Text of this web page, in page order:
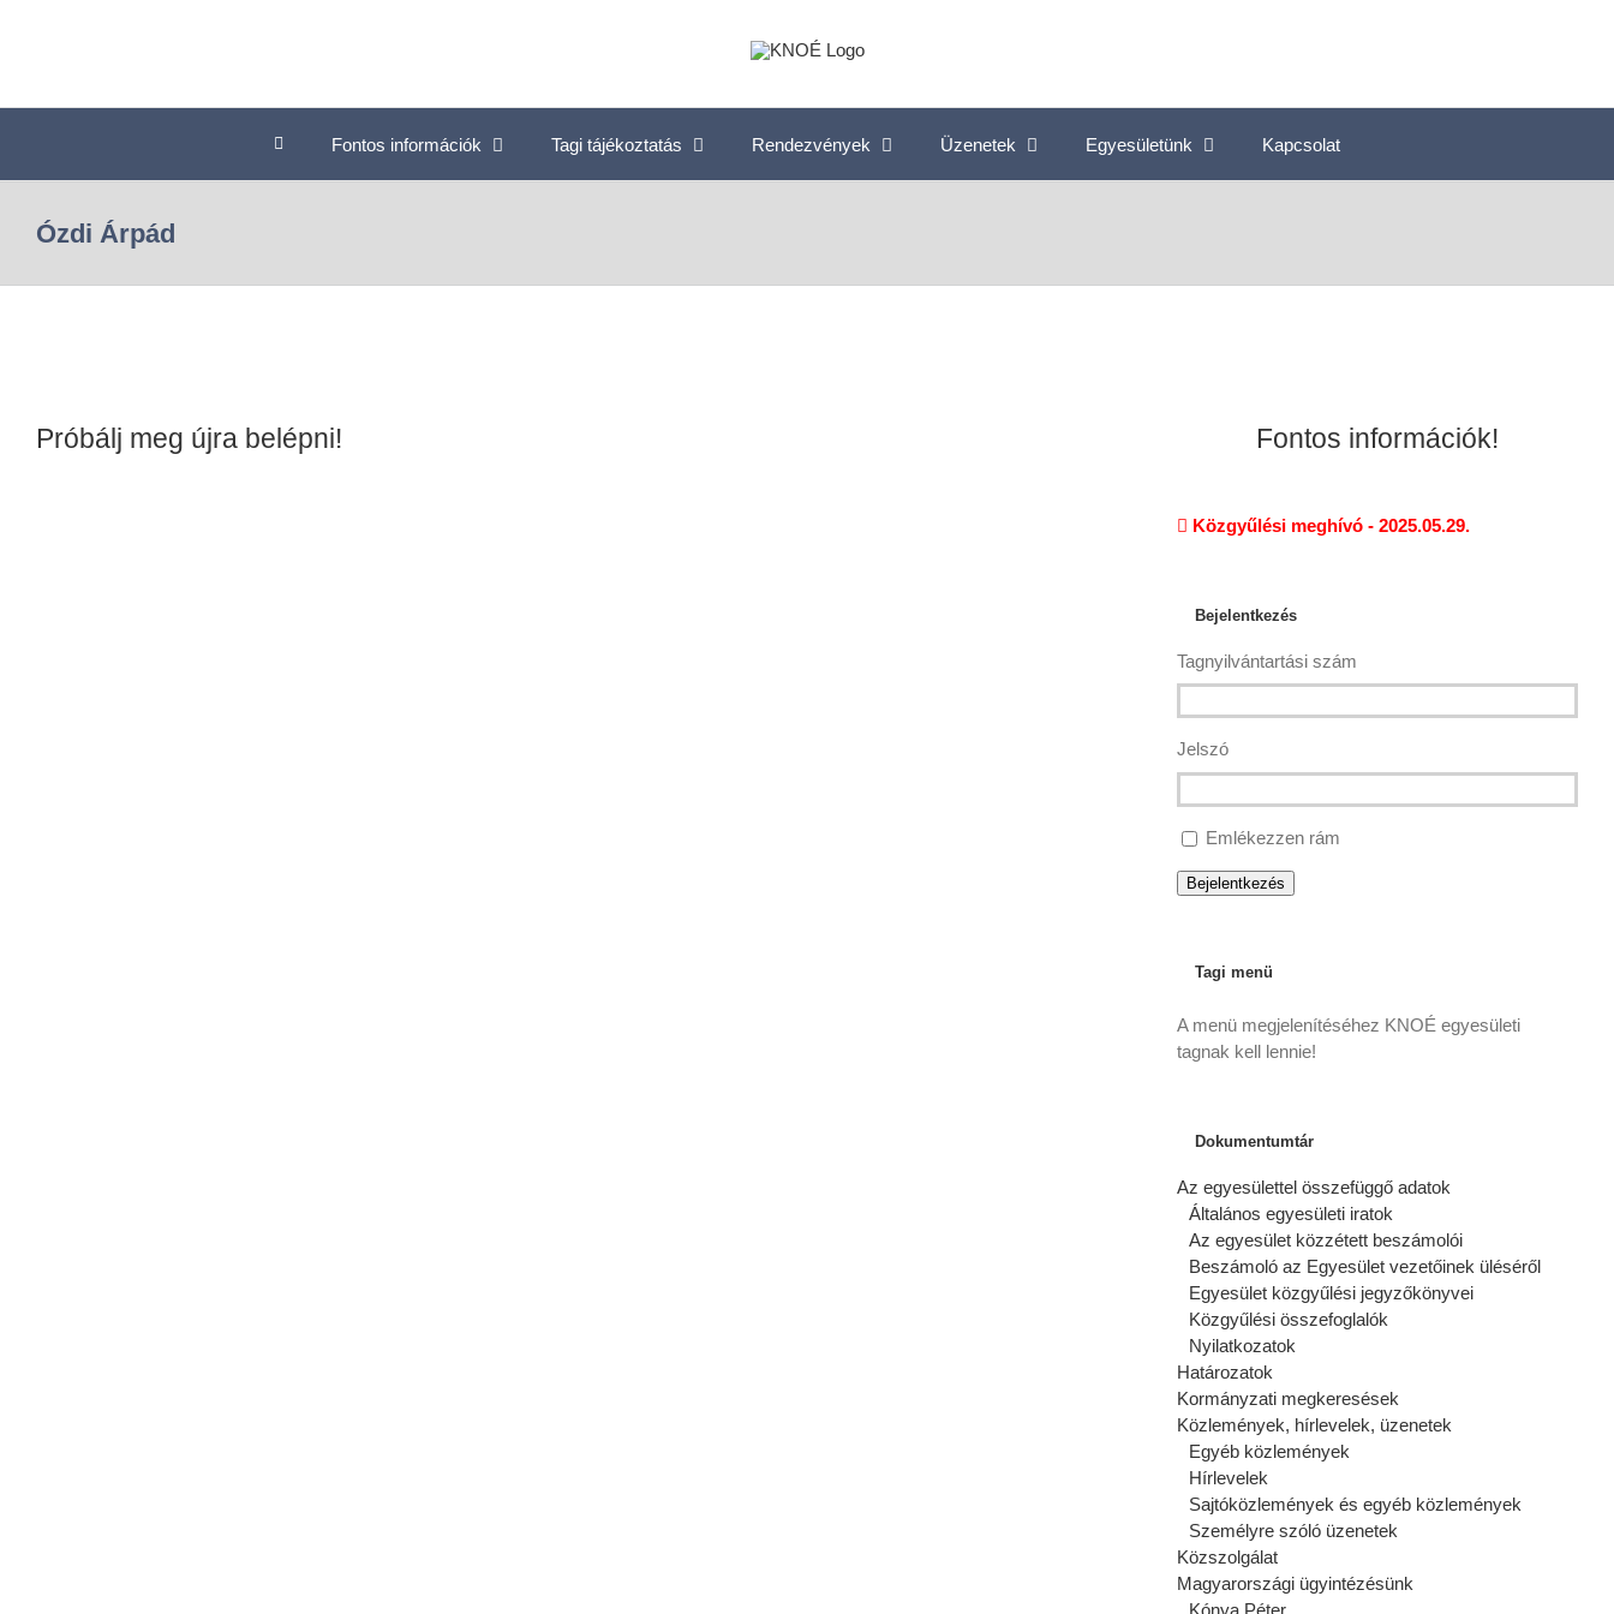
Fontos információk Tagi tájékoztatás Rendezvények Üzenetek Egyesületünk Kapcsolat
Ózdi Árpád
Próbálj meg újra belépni! Fontos információk!
Közgyűlési meghívó - 2025.05.29.
Bejelentkezés
Tagnyilvántartási szám
Jelszó
Emlékezzen rám
Bejelentkezés
Tagi menü
A menü megjelenítéséhez KNOÉ egyesületi
tagnak kell lennie!
Dokumentumtár
Az egyesülettel összefüggő adatok
Általános egyesületi iratok
Az egyesület közzétett beszámolói
Beszámoló az Egyesület vezetőinek üléséről
Egyesület közgyűlési jegyzőkönyvei
Közgyűlési összefoglalók
Nyilatkozatok
Határozatok
Kormányzati megkeresések
Közlemények, hírlevelek, üzenetek
Egyéb közlemények
Hírlevelek
Sajtóközlemények és egyéb közlemények
Személyre szóló üzenetek
Közszolgálat
Magyarországi ügyintézésünk
Kónya Péter